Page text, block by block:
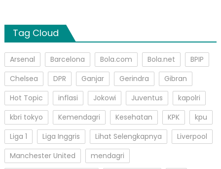
Tag Cloud
Arsenal Barcelona Bola.com Bola.net
BPIP
Chelsea
DPR Ganjar Gerindra
Gibran
Hot Topic
inflasi Jokowi Juventus
kapolri
kbri tokyo
Kemendagri Kesehatan KPK
kpu
Liga 1
Liga Inggris Lihat Selengkapnya
Liverpool
Manchester United
mendagri